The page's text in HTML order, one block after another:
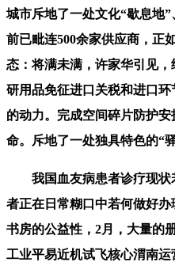
城市斥地了一处文化“歇息地
前已毗连500余家供应商，正
态：将满未满，许家华引见
研用品免征进口关税和进口
的动力。完成空间碎片防护
命。斥地了一处独具特色的“
我国血友病患者诊疗现状
者正在日常糊口中若何做好
书房的公益性，2月，大量的
工业平易近机试飞核心渭南